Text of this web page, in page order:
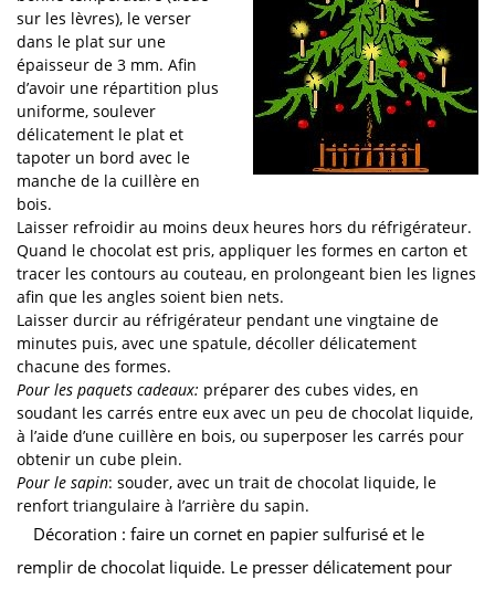
sur les lèvres), le verser
dans le plat sur une
épaisseur de 3 mm. Afin
d’avoir une répartition plus
uniforme, soulever
délicatement le plat et
tapoter un bord avec le
manche de la cuillère en
bois.
Laisser refroidir au moins deux heures hors du réfrigérateur.
Quand le chocolat est pris, appliquer les formes en carton et
tracer les contours au couteau, en prolongeant bien les lignes
afin que les angles soient bien nets.
Laisser durcir au réfrigérateur pendant une vingtaine de
minutes puis, avec une spatule, décoller délicatement
chacune des formes.
Pour les paquets cadeaux: préparer des cubes vides, en
soudant les carrés entre eux avec un peu de chocolat liquide,
à l’aide d’une cuillère en bois, ou superposer les carrés pour
obtenir un cube plein.
Pour le sapin: souder, avec un trait de chocolat liquide, le
renfort triangulaire à l’arrière du sapin.
Décoration : faire un cornet en papier sulfurisé et le
remplir de chocolat liquide. Le presser délicatement pour